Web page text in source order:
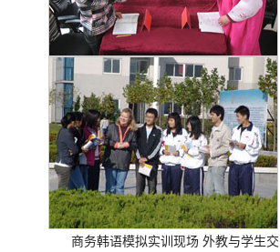
商务韩语模拟实训现场 外教与学生交